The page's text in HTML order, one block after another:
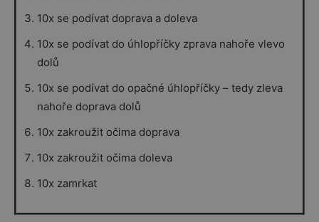
10x se podívat doprava a doleva
10x se podívat do úhlopříčky zprava nahoře vlevo
dolů
10x se podívat do opačné úhlopříčky – tedy zleva
nahoře doprava dolů
10x zakroužit očima doprava
10x zakroužit očima doleva
10x zamrkat